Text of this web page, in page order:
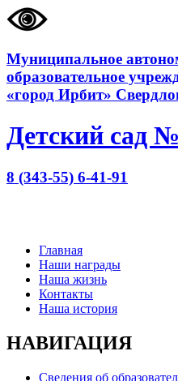
Муниципальное
образовательное
«город Ирбит»
Детский сад
8 (343-55) 6-41-91
Главная
Наши награды
Наша жизнь
Контакты
Наша история
НАВИГАЦИЯ
Сведения об